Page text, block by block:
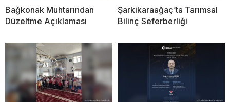
Bağkonak Muhtarından
Düzeltme Açıklaması
Şarkikaraağaç’ta Tarımsal
Bilinç Seferberliği